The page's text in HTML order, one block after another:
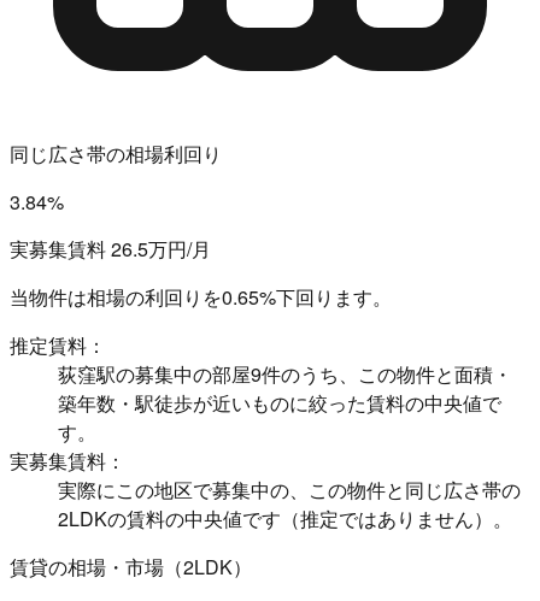
同じ広さ帯の相場利回り
3.84%
実募集賃料 26.5万円/月
当物件は相場の利回りを0.65%下回ります。
推定賃料：
荻窪駅の募集中の部屋9件のうち、この物件と面積・
築年数・駅徒歩が近いものに絞った賃料の中央値で
す。
実募集賃料：
実際にこの地区で募集中の、この物件と同じ広さ帯の
2LDKの賃料の中央値です（推定ではありません）。
賃貸の相場・市場（2LDK）